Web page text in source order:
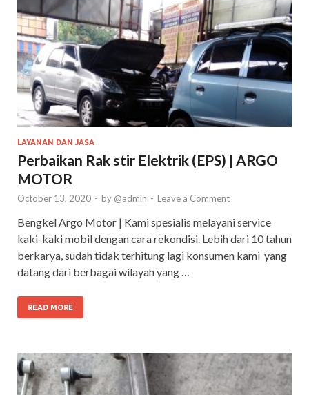
LAYANAN DAN JASA
Perbaikan Rak stir Elektrik (EPS) | ARGO
MOTOR
October 13, 2020 - by @admin - Leave a Comment
Bengkel Argo Motor | Kami spesialis melayani service
kaki-kaki mobil dengan cara rekondisi. Lebih dari 10 tahun
berkarya, sudah tidak terhitung lagi konsumen kami yang
datang dari berbagai wilayah yang …
READ MORE